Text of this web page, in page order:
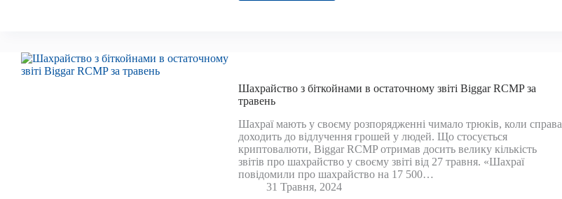
десятирічної
забрали
3
мільйони
доларів
—
TradingView
Шахрайство з біткойнами в остаточному звіті Biggar RCMP за
травень
Шахраї мають у своєму розпорядженні чимало трюків, коли справа
доходить до відлучення грошей у людей. Що стосується
криптовалюти, Biggar RCMP отримав досить велику кількість
звітів про шахрайство у своєму звіті від 27 травня. «Шахраї
повідомили про шахрайство на 17 500…
31 Травня, 2024